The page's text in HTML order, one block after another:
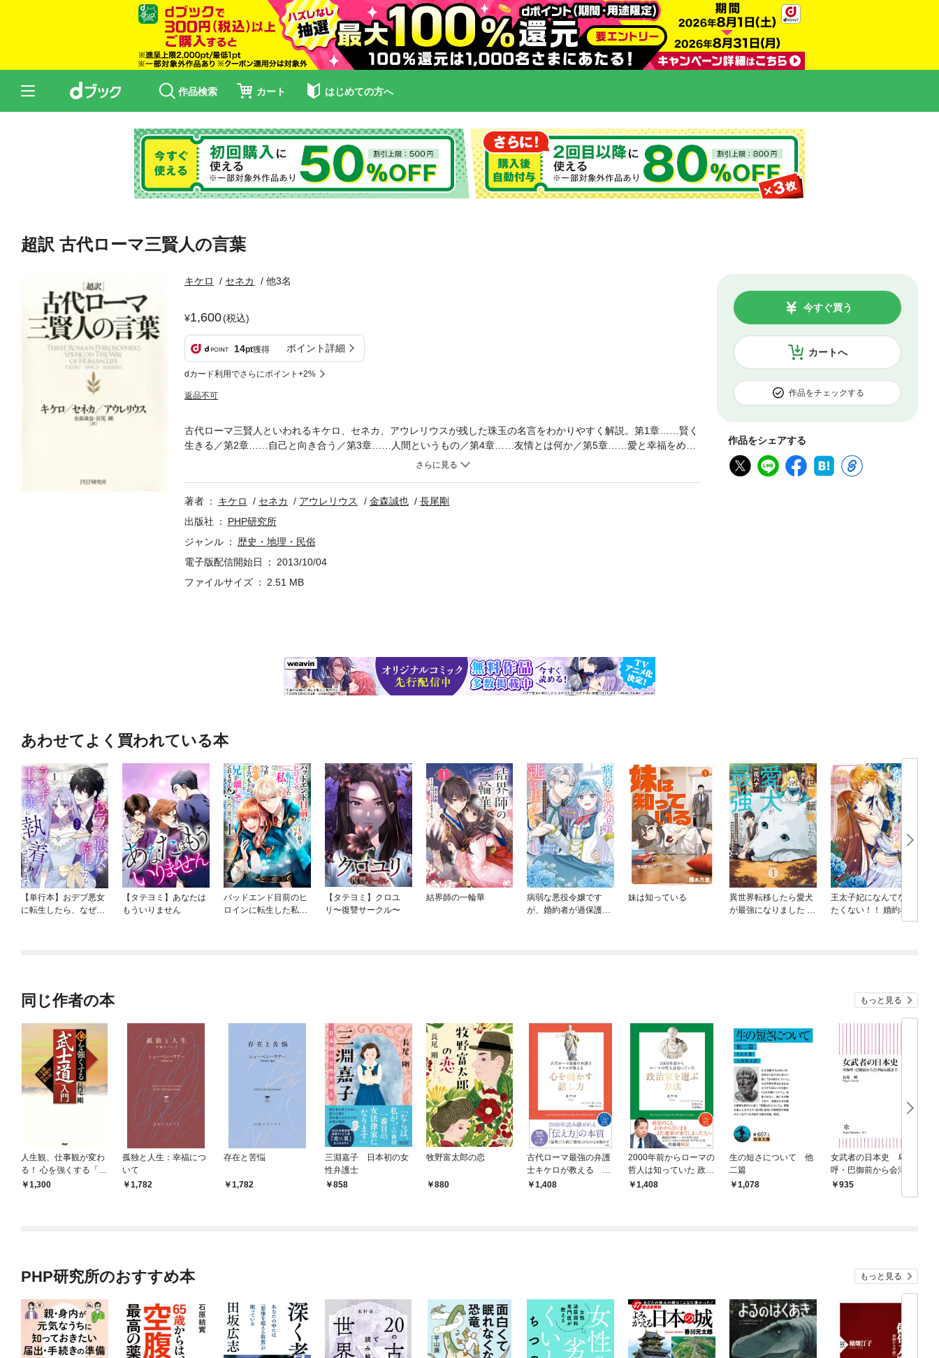
作品検索 カート はじめての方へ
超訳 古代ローマ三賢人の言葉
キケロ セネカ 他3名
1,600(税込)
14pt獲得 ポイント詳細
dカード利用でさらにポイント+2%
返品不可
カートへ
今すぐ買う
作品をチェックする
作品をシェアする
古代ローマ三賢人といわれるキケロ、セネカ、アウレリウスが残した珠玉の名言をわかりやすく解説。第1章……賢く
生きる／第2章……自己と向き合う／第3章……人間というもの／第4章……友情とは何か／第5章……愛と幸福をめざ
す／第6章……老いもまた楽し／第7章……人間関係に強くなる／第8章……働く喜びを知る／第9章……死について考
ありません。何かを「忘れたがる」のは、むしろそれを「重視して怖がっている」からでしょう。ストア学派は、死
を「忘れたがるほど怖いものではない」と教えるのです。死など怖がっている暇があったら、それよりいまを精いっ
著者 キケロ セネカ アウレリウス 金森誠也
長尾剛
出版社
PHP研究所
ジャンル
歴史・地理・民俗
電子版配信開始日
2013/10/04
ファイルサイズ
2.51 MB
あわせてよく買われている本
【単行本】おデブ悪女
に転生したら、なぜか
【タテヨミ】あなたは
もういりません
バッドエンド目前のヒ
ロインに転生した私、
【タテヨミ】クロユ
リ〜復讐サークル〜
結界師の一輪華
病弱な悪役令嬢です
が、婚約者が過保護す
妹は知っている
異世界転移したら愛犬
が最強になりました ～
王太子妃になんてなり
たくない！！ 婚約者編
同じ作者の本 もっと見る
人生観、仕事観が変わ
る！ 心を強くする「武
士道」入門
1,300
孤独と人生：幸福につ
いて
1,782
存在と苦悩
1,782
三淵嘉子 日本初の女
性弁護士
858
牧野富太郎の恋
880
古代ローマ最強の弁護
士キケロが教える 心
を動かす話し方
1,408
2000年前からローマの
哲人は知っていた 政治
家を選ぶ方法
1,408
生の短さについて 他
二篇
1,078
女武者の日本史 卑弥
呼・巴御前から会津婦
女隊まで
935
PHP研究所のおすすめ本 もっと見る